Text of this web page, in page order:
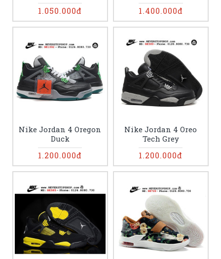
1.050.000đ 1.400.000đ
Nike Jordan 4 Oregon
Duck
1.200.000đ
Nike Jordan 4 Oreo
Tech Grey
1.200.000đ